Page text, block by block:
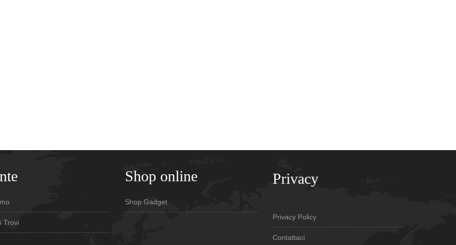
Trovi
Shop online
Shop Gadget
Privacy
Privacy Policy
Contattaci